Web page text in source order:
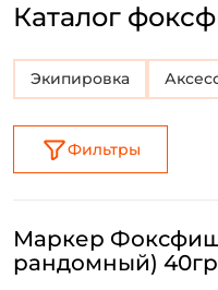
Каталог
Экипировка
Фильтры
Маркер
рандомный)